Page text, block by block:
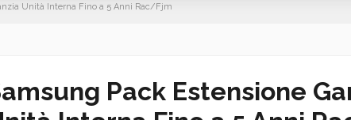
Unità Interna Fino a 5 Anni Rac/Fjm
Pack Estensione